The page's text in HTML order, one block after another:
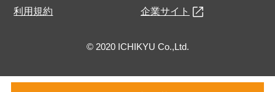
利用規約 企業サイト
© 2020 ICHIKYU Co.,Ltd.